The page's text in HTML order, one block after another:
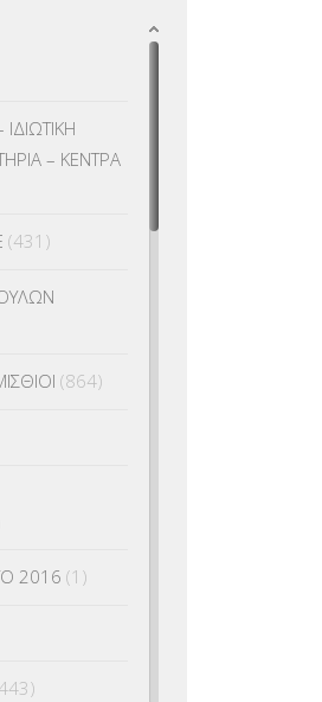
– ΚΕΝΤΡΑ
(431)
(864)
2016 (1)